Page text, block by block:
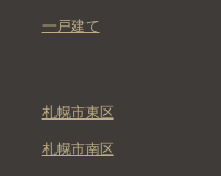
一戸建て
札幌市東区
札幌市南区